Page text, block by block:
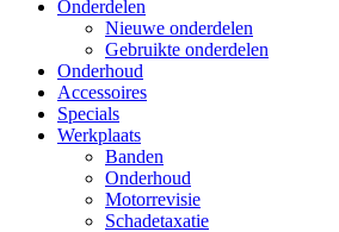
Onderdelen
Nieuwe onderdelen
Gebruikte onderdelen
Onderhoud
Accessoires
Specials
Werkplaats
Banden
Onderhoud
Motorrevisie
Schadetaxatie